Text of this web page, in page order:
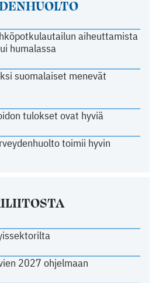
aiheuttamista
humalassa
suomalaiset menevät
tulokset ovat hyviä
toimii hyvin
2027 ohjelmaan